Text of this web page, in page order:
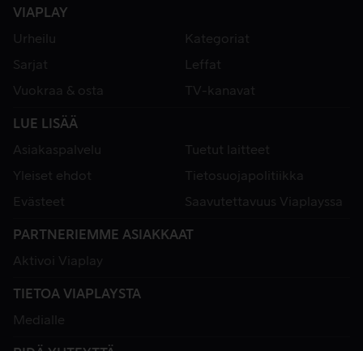
VIAPLAY
Urheilu
Kategoriat
Sarjat
Leffat
Vuokraa & osta
TV-kanavat
LUE LISÄÄ
Asiakaspalvelu
Tuetut laitteet
Yleiset ehdot
Tietosuojapolitiikka
Evästeet
Saavutettavuus Viaplayssa
PARTNERIEMME ASIAKKAAT
Aktivoi Viaplay
TIETOA VIAPLAYSTA
Medialle